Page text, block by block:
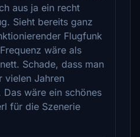
aus ja ein recht
Sieht bereits ganz
Flugfunk
wäre als
Schade, dass man
vielen Jahren
Das wäre ein schönes
für die Szenerie